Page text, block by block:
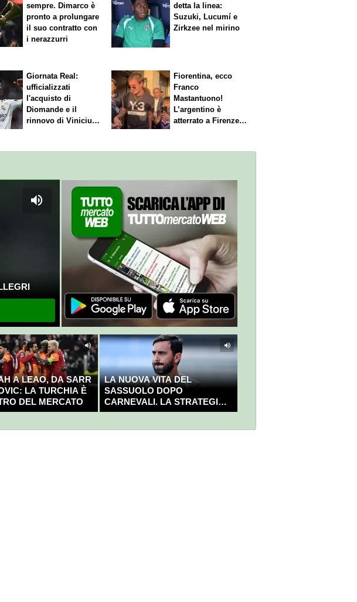
sempre. Dimarco è
pronto a prolungare
il suo contratto con
i nerazzurri
detta la linea:
Suzuki, Lucumí e
Zirkzee nel mirino
Giornata Real:
ufficializzati
l'acquisto di
Diomande e il
rinnovo di Vinicius.
Fiorentina, ecco
Franco
Mastantuono!
L’argentino è
atterrato a Firenze,
A LEAO, DA SARR
LA TURCHIA È
DEL MERCATO
LA NUOVA VITA DEL
SASSUOLO DOPO
CARNEVALI. LA STRATEGIA È
GIÀ CHIARA E DECISA